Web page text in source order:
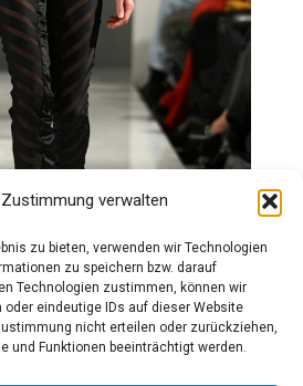
verwalten
zu bieten, verwenden wir Technologien
zu speichern bzw. darauf
Technologien zustimmen, können wir
oder eindeutige IDs auf dieser Website
nicht erteilen oder zurückziehen,
und Funktionen beeinträchtigt werden.